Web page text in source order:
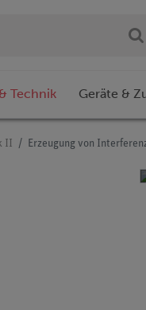
Technik Geräte &
II Erzeugung von